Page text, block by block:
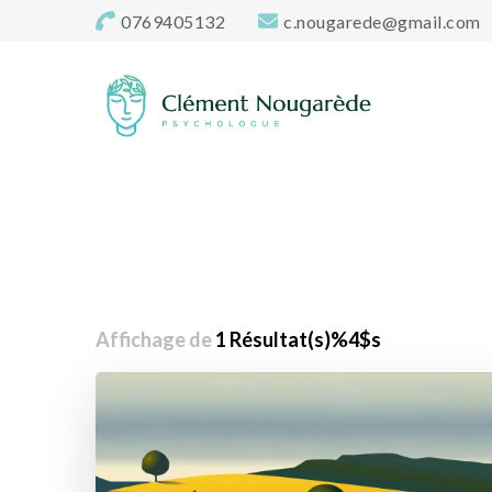
0769405132 c.nougarede@gmail.com
Cabinet-
Affichage de1 Résultat(s)%4$s